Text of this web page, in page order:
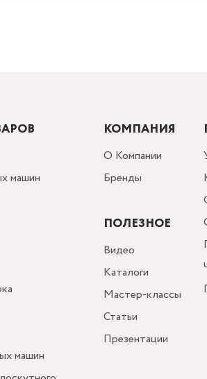
машин
машин
КОМПАНИЯ
О Компании
Бренды
ПОЛЕЗНОЕ
Видео
Каталоги
Мастер-классы
Статьи
Презентации